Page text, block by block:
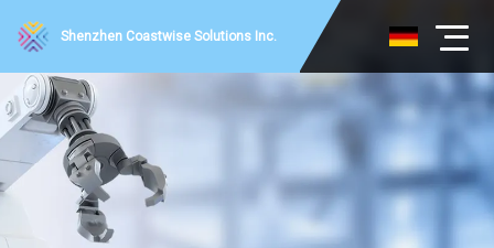
Shenzhen Coastwise Solutions Inc.